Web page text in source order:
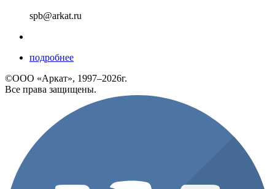
spb@arkat.ru
подробнее
©ООО «Аркат», 1997–2026г.
Все права защищены.